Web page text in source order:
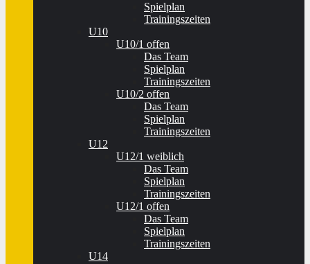
Spielplan
Trainingszeiten
U10
U10/1 offen
Das Team
Spielplan
Trainingszeiten
U10/2 offen
Das Team
Spielplan
Trainingszeiten
U12
U12/1 weiblich
Das Team
Spielplan
Trainingszeiten
U12/1 offen
Das Team
Spielplan
Trainingszeiten
U14